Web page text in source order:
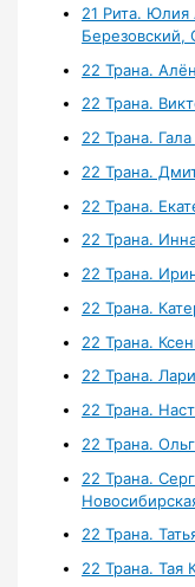
21 Рита. Юлия
Березовский,
22 Трана.
22 Трана.
22 Трана.
22 Трана.
22 Трана.
22 Трана.
22 Трана.
22 Трана.
22 Трана.
22 Трана.
22 Трана.
22 Трана.
22 Трана.
22 Трана.
22 Трана. Тая